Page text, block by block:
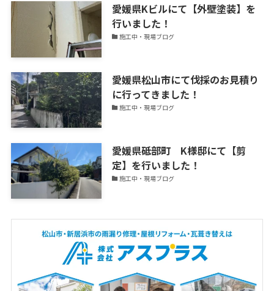
愛媛県Kビルにて【外壁塗装】を
行いました！
施工中・現場ブログ
愛媛県松山市にて伐採のお見積り
に行ってきました！
施工中・現場ブログ
愛媛県砥部町 K様邸にて【剪
定】を行いました！
施工中・現場ブログ